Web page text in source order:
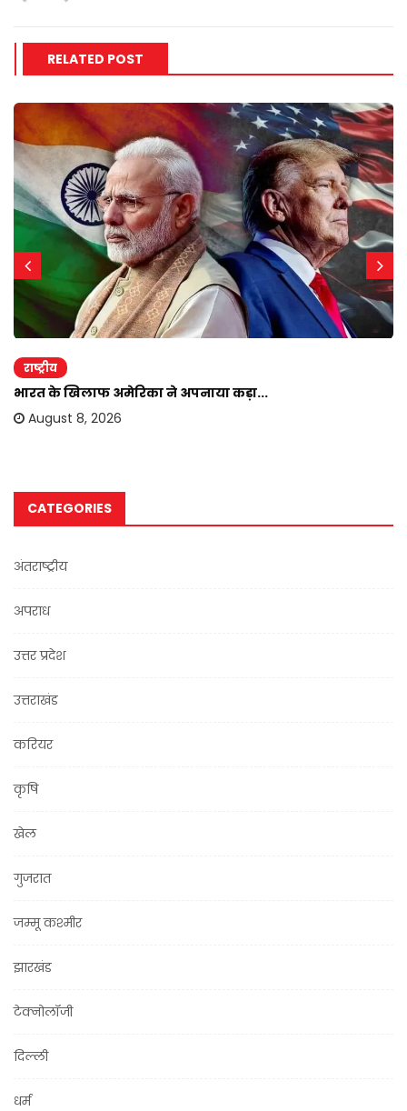
RELATED POST
राष्ट्रीय
भारत के खिलाफ अमेरिका ने अपनाया कड़ा...
August 8, 2026
CATEGORIES
अंतराष्ट्रीय
अपराध
उत्तर प्रदेश
उत्तराखंड
करियर
कृषि
खेल
गुजरात
जम्मू कश्मीर
झारखंड
टेक्नोलॉजी
दिल्ली
धर्म